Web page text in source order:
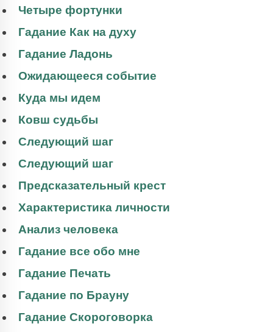
Четыре фортунки
Гадание Как на духу
Гадание Ладонь
Ожидающееся событие
Куда мы идем
Ковш судьбы
Следующий шаг
Следующий шаг
Предсказательный крест
Характеристика личности
Анализ человека
Гадание все обо мне
Гадание Печать
Гадание по Брауну
Гадание Скороговорка